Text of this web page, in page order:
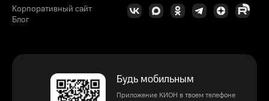
Корпоративный сайт
Блог
Будь мобильным
Приложение КИОН в твоем телефоне